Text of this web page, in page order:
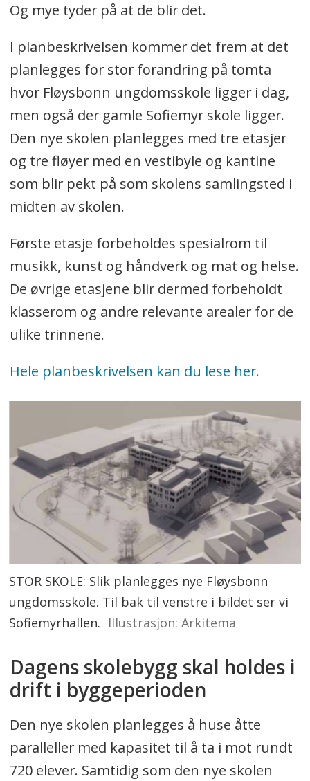
Og mye tyder på at de blir det.
I planbeskrivelsen kommer det frem at det
planlegges for stor forandring på tomta
hvor Fløysbonn ungdomsskole ligger i dag,
men også der gamle Sofiemyr skole ligger.
Den nye skolen planlegges med tre etasjer
og tre fløyer med en vestibyle og kantine
som blir pekt på som skolens samlingsted i
midten av skolen.
Første etasje forbeholdes spesialrom til
musikk, kunst og håndverk og mat og helse.
De øvrige etasjene blir dermed forbeholdt
klasserom og andre relevante arealer for de
ulike trinnene.
Hele planbeskrivelsen kan du lese her.
STOR SKOLE: Slik planlegges nye Fløysbonn
ungdomsskole. Til bak til venstre i bildet ser vi
Sofiemyrhallen. Illustrasjon: Arkitema
Dagens skolebygg skal holdes i
drift i byggeperioden
Den nye skolen planlegges å huse åtte
paralleller med kapasitet til å ta i mot rundt
720 elever. Samtidig som den nye skolen